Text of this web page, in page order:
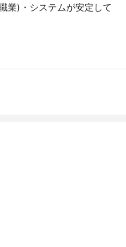
業)・システムが安定して